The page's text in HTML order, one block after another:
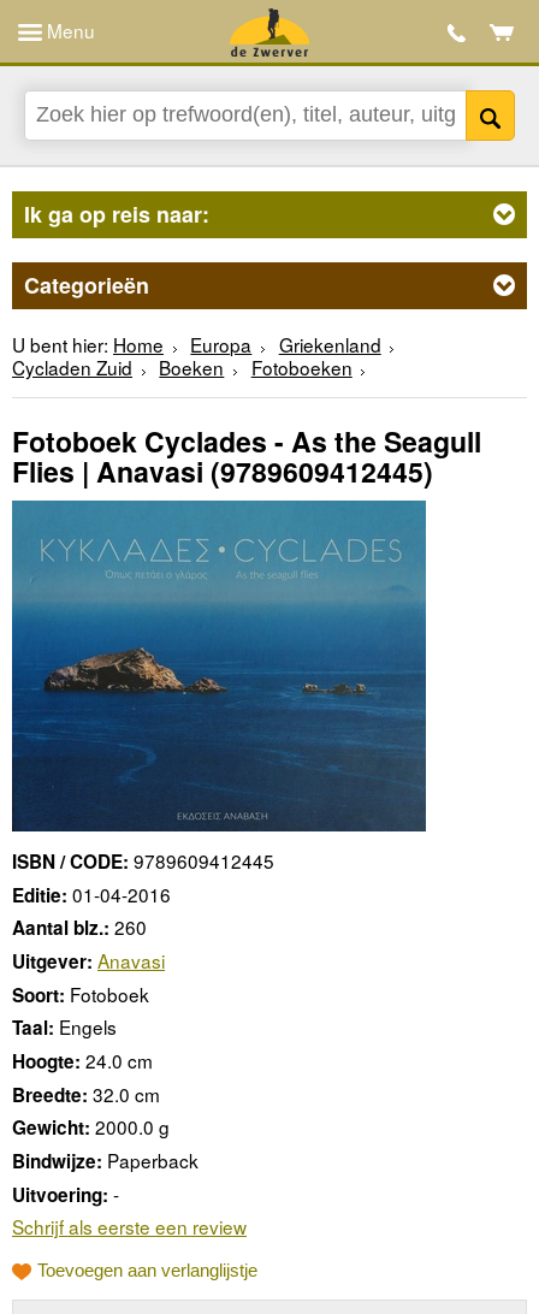
Menu
Ik ga op reis naar:
Categorieën
U bent hier: Home Europa
Griekenland
Cycladen Zuid
Boeken Fotoboeken
Fotoboek Cyclades - As the Seagull
Flies | Anavasi (9789609412445)
ISBN / CODE: 9789609412445
Editie: 01-04-2016
Aantal blz.: 260
Uitgever: Anavasi
Soort: Fotoboek
Taal: Engels
Hoogte: 24.0 cm
Breedte: 32.0 cm
Gewicht: 2000.0 g
Bindwijze: Paperback
Uitvoering: -
Schrijf als eerste een review
Toevoegen aan verlanglijstje